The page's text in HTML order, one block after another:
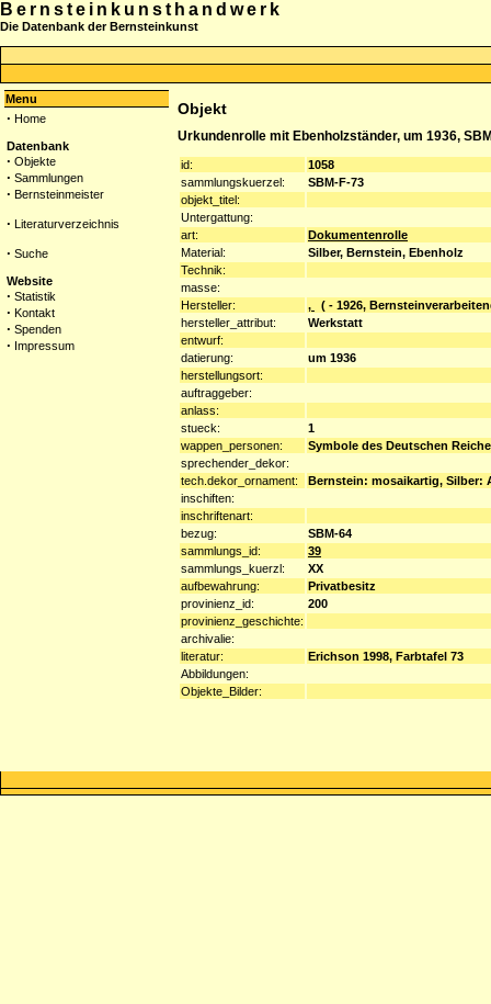
Bernsteinkunsthandwerk
Die Datenbank der Bernsteinkunst
Menu
· Home
Datenbank
· Objekte
· Sammlungen
· Bernsteinmeister
· Literaturverzeichnis
· Suche
Website
· Statistik
· Kontakt
· Spenden
· Impressum
Objekt
Urkundenrolle mit Ebenholzständer, um 1936,
id:
1058
sammlungskuerzel:
SBM-F-73
objekt_titel:
Untergattung:
art:
Dokumentenrolle
Material:
Silber, Bernstein, Ebenholz
Technik:
masse:
Hersteller:
,
( - 1926,
hersteller_attribut:
Werkstatt
entwurf:
datierung:
um 1936
herstellungsort:
auftraggeber:
anlass:
stueck:
1
wappen_personen:
Symbole des Deutschen
sprechender_dekor:
tech.dekor_ornament:
Bernstein: mosaikartig, Silber:
inschiften:
inschriftenart:
bezug:
SBM-64
sammlungs_id:
39
sammlungs_kuerzl:
XX
aufbewahrung:
Privatbesitz
provinienz_id:
200
provinienz_geschichte:
archivalie:
literatur:
Erichson 1998, Farbtafel 73
Abbildungen:
Objekte_Bilder: